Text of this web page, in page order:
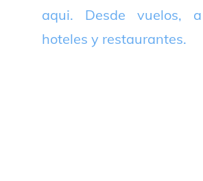
aqui. Desde vuelos, a
hoteles y restaurantes.